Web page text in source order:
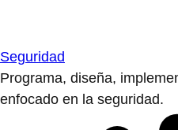
Seguridad
Programa, diseña,
enfocado en la seguridad.